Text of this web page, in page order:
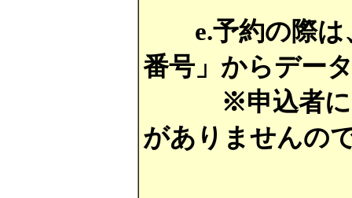
e.予約の際は
番号」からデー
※申込者にメ
がありませんの